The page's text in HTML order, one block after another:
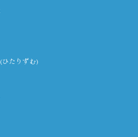
たりずむ)